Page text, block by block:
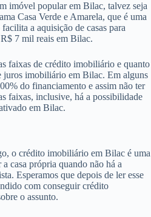
imóvel popular em Bilac, talvez seja
Casa Verde e Amarela, que é uma
a aquisição de casas para
7 mil reais em Bilac.
faixas de crédito imobiliário e quanto
juros imobiliário em Bilac. Em alguns
do financiamento e assim não ter
faixas, inclusive, há a possibilidade
em Bilac.
o crédito imobiliário em Bilac é uma
casa própria quando não há a
Esperamos que depois de ler esse
com conseguir crédito
o assunto.